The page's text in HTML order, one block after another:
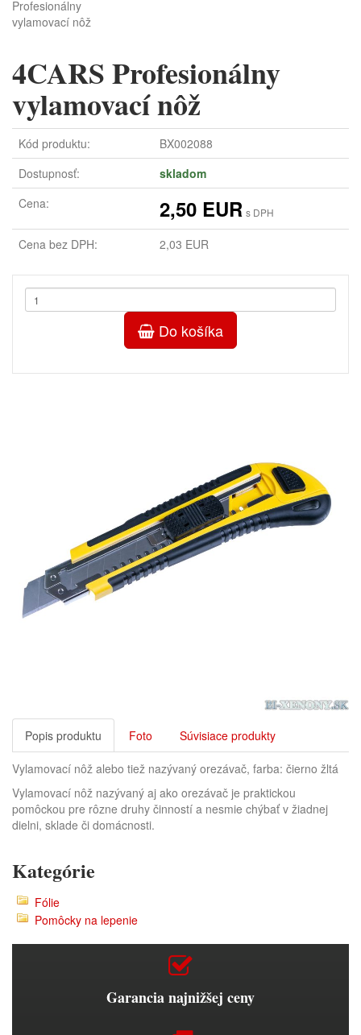
Profesionálny
vylamovací nôž
4CARS Profesionálny
vylamovací nôž
Kód produktu:
BX002088
Dostupnosť:
skladom
Cena:
2,50 EUR s DPH
Cena bez DPH: 2,03 EUR
Do košíka
Popis produktu Foto Súvisiace produkty
Vylamovací nôž alebo tiež nazývaný orezávač, farba: čierno žltá
Vylamovací nôž nazývaný aj ako orezávač je praktickou
pomôckou pre rôzne druhy činností a nesmie chýbať v žiadnej
dielni, sklade či domácnosti.
Kategórie
Fólie
Pomôcky na lepenie
Garancia najnižšej ceny